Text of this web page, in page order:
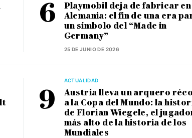
Playmobil deja de fabricar en
Alemania: el fin de una era
un símbolo del “Made in
Germany”
25 DE JUNIO DE 2026
ACTUALIDAD
Austria lleva un arquero
a la Copa del Mundo: la
de Florian Wiegele, el
más alto de la historia de los
Mundiales